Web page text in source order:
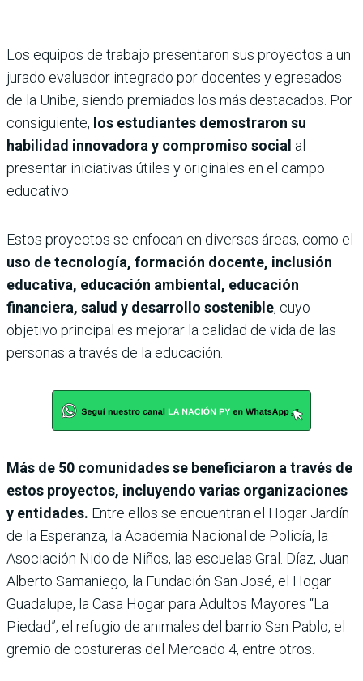
Los equipos de trabajo presentaron sus proyectos a un
jurado evaluador integrado por docentes y egresados
de la Unibe, siendo premiados los más destacados. Por
consiguiente, los estudiantes demostraron su
habilidad innovadora y compromiso social al
presentar iniciativas útiles y originales en el campo
educativo.
Estos proyectos se enfocan en diversas áreas, como el
uso de tecnología, formación docente, inclusión
educativa, educación ambiental, educación
financiera, salud y desarrollo sostenible, cuyo
objetivo principal es mejorar la calidad de vida de las
personas a través de la educación.
Más de 50 comunidades se beneficiaron a través de
estos proyectos, incluyendo varias organizaciones
y entidades. Entre ellos se encuentran el Hogar Jardín
de la Esperanza, la Academia Nacional de Policía, la
Asociación Nido de Niños, las escuelas Gral. Díaz, Juan
Alberto Samaniego, la Fundación San José, el Hogar
Guadalupe, la Casa Hogar para Adultos Mayores “La
Piedad”, el refugio de animales del barrio San Pablo, el
gremio de costureras del Mercado 4, entre otros.